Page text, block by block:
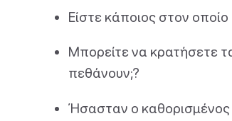
Είστε κάποιος στον οποίο
Μπορείτε να κρατήσετε
πεθάνουν;?
Ήσασταν ο καθορισμένος